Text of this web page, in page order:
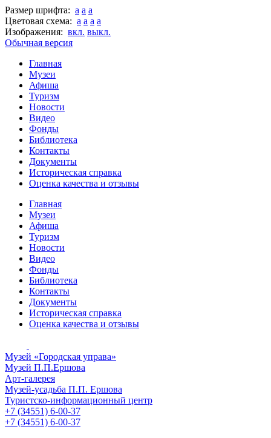
Размер шрифта: a a a
Цветовая схема: a a a a
Изображения: вкл. выкл.
Обычная версия
Главная
Музеи
Афиша
Туризм
Новости
Видео
Фонды
Библиотека
Контакты
Документы
Историческая справка
Оценка качества и отзывы
Главная
Музеи
Афиша
Туризм
Новости
Видео
Фонды
Библиотека
Контакты
Документы
Историческая справка
Оценка качества и отзывы
Музей «Городская управа»
Музей П.П.Ершова
Арт-галерея
Музей-усадьба П.П. Ершова
Туристско-информационный центр
+7 (34551) 6-00-37
+7 (34551) 6-00-37